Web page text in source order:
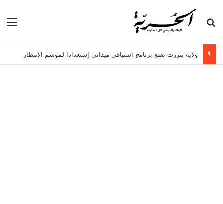
بحث عن
ولاية بنزرت تضع برنامج استباقي ميداني إستعدادا لموسم الامطار